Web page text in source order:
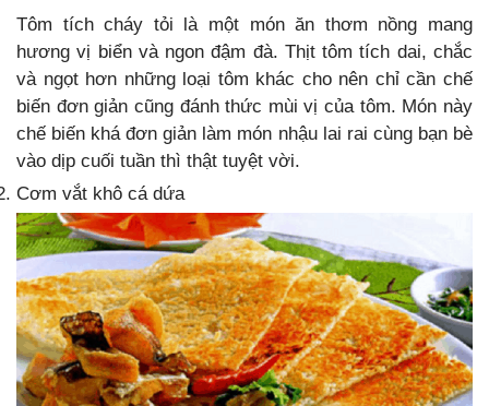
Tôm tích cháy tỏi là một món ăn thơm nồng mang
hương vị biển và ngon đậm đà. Thịt tôm tích dai, chắc
và ngọt hơn những loại tôm khác cho nên chỉ cần chế
biến đơn giản cũng đánh thức mùi vị của tôm. Món này
chế biến khá đơn giản làm món nhậu lai rai cùng bạn bè
vào dịp cuối tuần thì thật tuyệt vời.
Cơm vắt khô cá dứa